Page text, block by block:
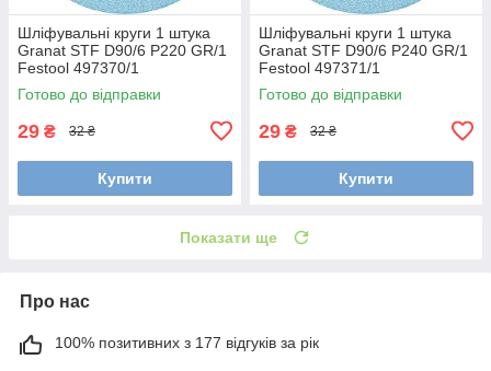
Шліфувальні круги 1 штука
Granat STF D90/6 P220 GR/1
Festool 497370/1
Готово до відправки
29 ₴ 32 ₴
Купити
Шліфувальні круги 1 штука
Granat STF D90/6 P240 GR/1
Festool 497371/1
Готово до відправки
29 ₴ 32 ₴
Купити
Показати ще
Про нас
100% позитивних з 177 відгуків за рік